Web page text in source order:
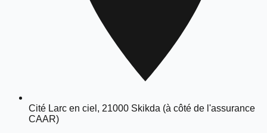
Cité Larc en ciel, 21000 Skikda (à côté de l'assurance
CAAR)